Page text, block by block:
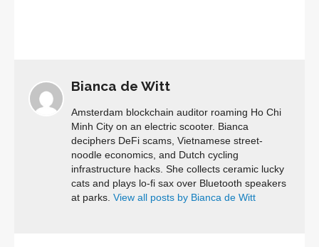
Bianca de Witt
Amsterdam blockchain auditor roaming Ho Chi
Minh City on an electric scooter. Bianca
deciphers DeFi scams, Vietnamese street-
noodle economics, and Dutch cycling
infrastructure hacks. She collects ceramic lucky
cats and plays lo-fi sax over Bluetooth speakers
at parks. View all posts by Bianca de Witt